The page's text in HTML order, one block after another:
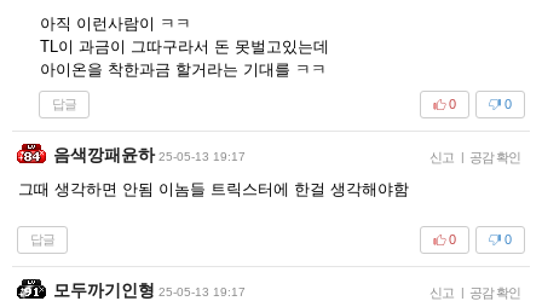
아직 이런사람이 ㅋㅋ
TL이 과금이 그따구라서 돈 못벌고있는데
아이온을 착한과금 할거라는 기대를 ㅋㅋ
답글 0
0
음색깡패윤하 25-05-13 19:17 신고 | 공감 확인
그때 생각하면 안됨 이놈들 트릭스터에 한걸 생각해야함
답글 0
0
모두까기인형 25-05-13 19:17 신고 | 공감 확인